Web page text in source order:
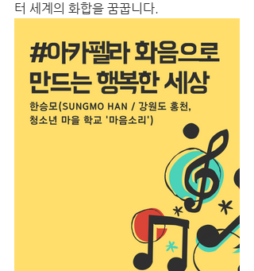
터 세계의 화합을 꿈꿉니다.